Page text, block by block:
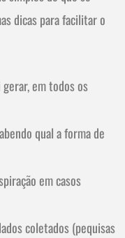
dicas para facilitar o
em todos os
qual a forma de
em casos
coletados (pequisas